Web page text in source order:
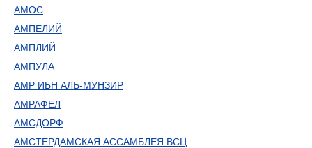
АМОС
АМПЕЛИЙ
АМПЛИЙ
АМПУЛА
АМР ИБН АЛЬ-МУНЗИР
АМРАФЕЛ
АМСДОРФ
АМСТЕРДАМСКАЯ АССАМБЛЕЯ ВСЦ